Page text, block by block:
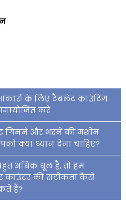
के लिए टैबलेट काउंटिंग
करें
गिनने और भरने की मशीन
क्या ध्यान देना चाहिए?
अधिक धूल है, तो हम
काउंटर की सटीकता कैसे
हैं?